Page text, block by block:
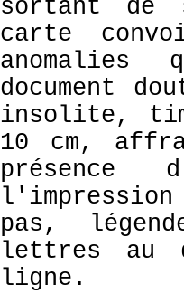
sortant de
carte
document
insolite,
10 cm,
présence
l'impression
pas,
lettres au
ligne.